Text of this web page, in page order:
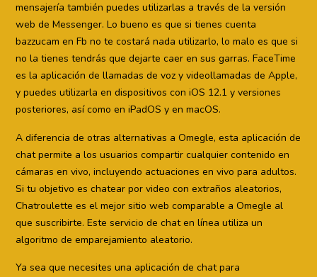
mensajería también puedes utilizarlas a través de la versión
web de Messenger. Lo bueno es que si tienes cuenta
bazzucam en Fb no te costará nada utilizarlo, lo malo es que si
no la tienes tendrás que dejarte caer en sus garras. FaceTime
es la aplicación de llamadas de voz y videollamadas de Apple,
y puedes utilizarla en dispositivos con iOS 12.1 y versiones
posteriores, así como en iPadOS y en macOS.
A diferencia de otras alternativas a Omegle, esta aplicación de
chat permite a los usuarios compartir cualquier contenido en
cámaras en vivo, incluyendo actuaciones en vivo para adultos.
Si tu objetivo es chatear por video con extraños aleatorios,
Chatroulette es el mejor sitio web comparable a Omegle al
que suscribirte. Este servicio de chat en línea utiliza un
algoritmo de emparejamiento aleatorio.
Ya sea que necesites una aplicación de chat para